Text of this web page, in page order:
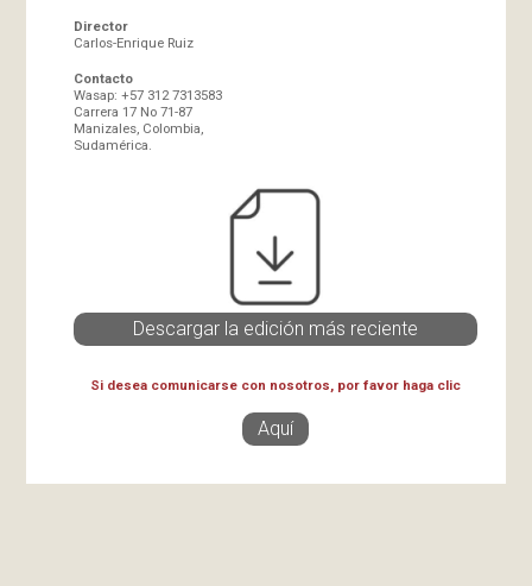
Director
Carlos-Enrique Ruiz
Contacto
Wasap: +57 312 7313583
Carrera 17 No 71-87
Manizales, Colombia,
Sudamérica.
Descargar la edición más reciente
Si desea comunicarse con nosotros, por favor haga clic
Aquí